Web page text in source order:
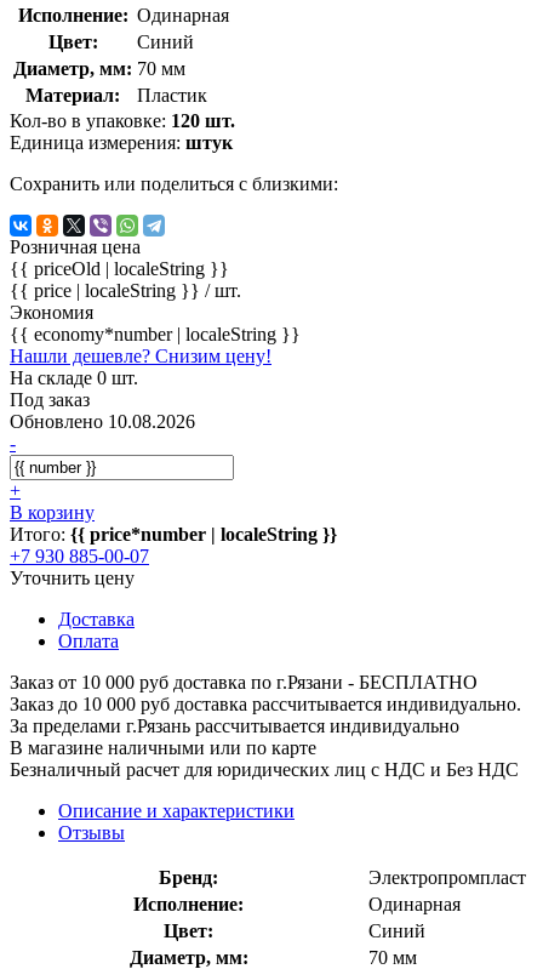
Исполнение: Одинарная
Цвет:
Синий
Диаметр, мм: 70 мм
Материал:
Пластик
Кол-во в упаковке: 120 шт.
Единица измерения: штук
Сохранить или поделиться с близкими:
Розничная цена
{{ priceOld | localeString }}
{{ price | localeString }} / шт.
Экономия
{{ economy*number | localeString }}
Нашли дешевле? Снизим цену!
На складе 0 шт.
Под заказ
Обновлено 10.08.2026
-
+
В корзину
Итого: {{ price*number | localeString }}
+7 930 885-00-07
Уточнить цену
Доставка
Оплата
Заказ от 10 000 руб доставка по г.Рязани - БЕСПЛАТНО
Заказ до 10 000 руб доставка рассчитывается индивидуально.
За пределами г.Рязань рассчитывается индивидуально
В магазине наличными или по карте
Безналичный расчет для юридических лиц с НДС и Без НДС
Описание и характеристики
Отзывы
Бренд:
Электропромпласт
Исполнение:
Одинарная
Цвет:
Синий
Диаметр, мм:
70 мм